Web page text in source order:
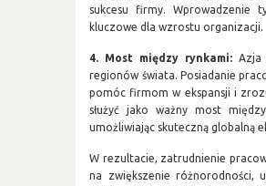
sukcesu firmy. Wprowadzenie
kluczowe dla wzrostu organizacji.
4. Most między rynkami: Azja
regionów świata. Posiadanie
pomóc firmom w ekspansji i
służyć jako ważny most
umożliwiając skuteczną globalną
W rezultacie, zatrudnienie
na zwiększenie różnorodności,